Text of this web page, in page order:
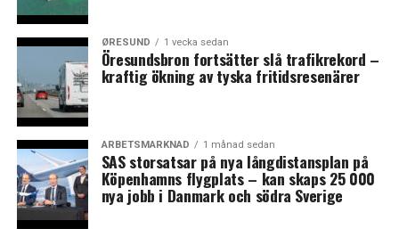
ØRESUND 1 vecka sedan
Öresundsbron fortsätter slå trafikrekord –
kraftig ökning av tyska fritidsresenärer
ARBETSMARKNAD 1 månad sedan
SAS storsatsar på nya långdistansplan på
Köpenhamns flygplats – kan skaps 25 000
nya jobb i Danmark och södra Sverige